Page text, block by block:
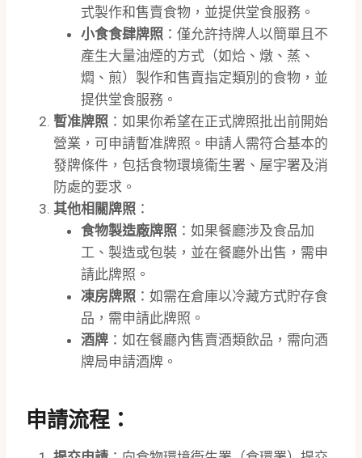
式製作和售賣食物，並提供堂食服務。
小食食肆牌照 ：僅允許持牌人以簡單且不
產生大量油煙的方式（如烚、燉、蒸、
燜、煎）製作和售賣指定類別的食物，並
提供堂食服務。
暫准牌照 ：如果你希望在正式牌照批出前開始
營業，可申請暫准牌照。申請人需符合基本的
發牌條件，包括食物環境衞生署、屋宇署及消
防處的要求。
其他相關牌照 ：
食物製造廠牌照 ：如果餐廳涉及食品加
工、製造或包裝，並在餐廳外出售，需申
請此牌照。
凍房牌照 ：如需在倉庫以冷藏方式貯存食
品，需申請此牌照。
酒牌 ：如在餐廳內售賣酒類飲品，需向酒
牌局申請酒牌。
申請流程 ：